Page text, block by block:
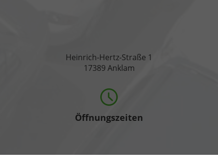
Heinrich-Hertz-Straße 1
17389 Anklam
Öffnungszeiten